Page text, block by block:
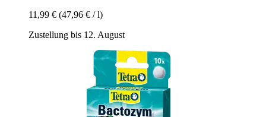
11,99 € (47,96 € / l)
Zustellung bis 12. August